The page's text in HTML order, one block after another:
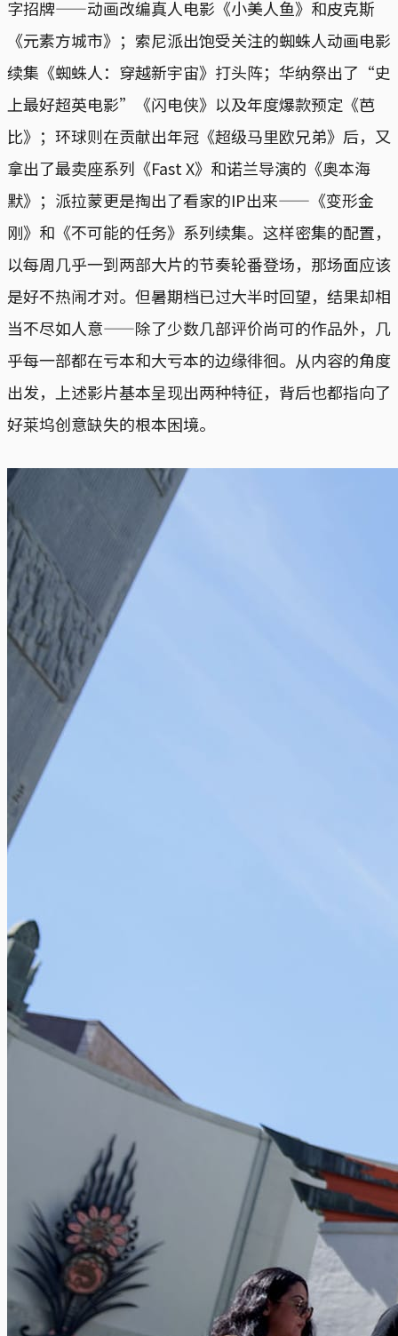
字招牌——动画改编真人电影《小美人鱼》和皮克斯
《元素方城市》；索尼派出饱受关注的蜘蛛人动画电影
续集《蜘蛛人：穿越新宇宙》打头阵；华纳祭出了“史
上最好超英电影”《闪电侠》以及年度爆款预定《芭
比》；环球则在贡献出年冠《超级马里欧兄弟》后，又
拿出了最卖座系列《Fast X》和诺兰导演的《奥本海
默》；派拉蒙更是掏出了看家的IP出来——《变形金
刚》和《不可能的任务》系列续集。这样密集的配置，
以每周几乎一到两部大片的节奏轮番登场，那场面应该
是好不热闹才对。但暑期档已过大半时回望，结果却相
当不尽如人意——除了少数几部评价尚可的作品外，几
乎每一部都在亏本和大亏本的边缘徘徊。从内容的角度
出发，上述影片基本呈现出两种特征，背后也都指向了
好莱坞创意缺失的根本困境。